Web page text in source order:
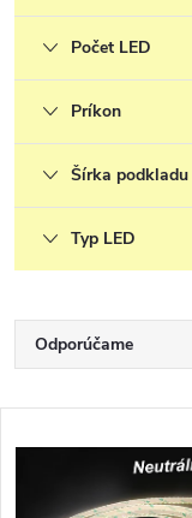
Počet LED
Príkon
Šírka podkladu
Typ LED
a
d
Odporúčame
Najpredávanejšie
ý